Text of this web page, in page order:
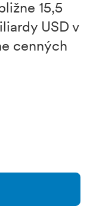
15,5
USD v
cenných